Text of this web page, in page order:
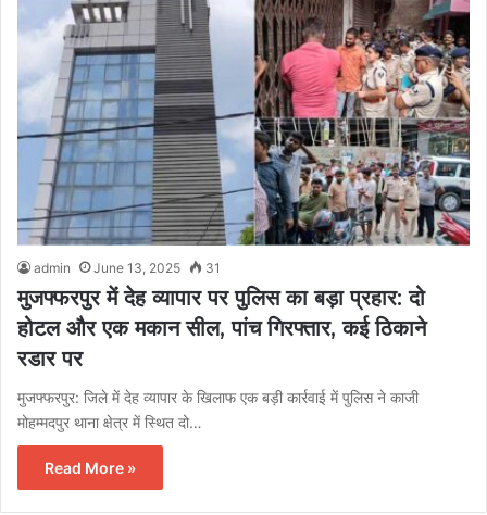
admin June 13, 2025 31
मुजफ्फरपुर में देह व्यापार पर पुलिस का बड़ा प्रहार: दो
होटल और एक मकान सील, पांच गिरफ्तार, कई ठिकाने
रडार पर
मुजफ्फरपुर: जिले में देह व्यापार के खिलाफ एक बड़ी कार्रवाई में पुलिस ने काजी
मोहम्मदपुर थाना क्षेत्र में स्थित दो…
Read More »